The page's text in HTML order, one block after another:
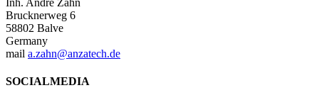
Inh. André Zahn
Brucknerweg 6
58802 Balve
Germany
mail a.zahn@anzatech.de
SOCIALMEDIA